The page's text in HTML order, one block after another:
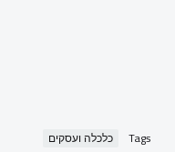
Tags כלכלה ועסקים